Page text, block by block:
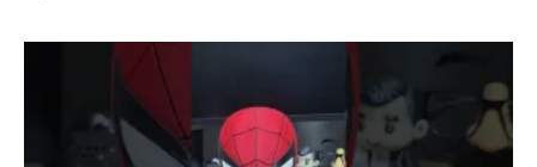
Em "Unboxing"